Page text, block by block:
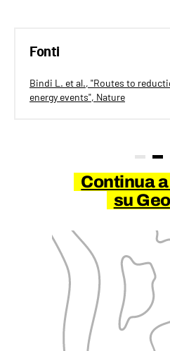
Fonti
Bindi L. et al., "Routes to
energy events", Nature
Continua
su